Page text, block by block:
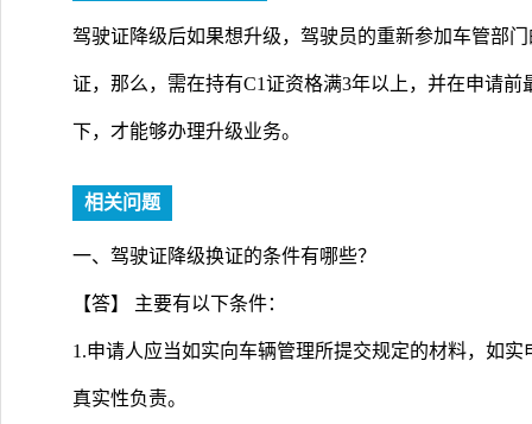
驾驶证降级后如果想升级，驾驶员的重新参加车管部
证，那么，需在持有C1证资格满3年以上，并在申请
下，才能够办理升级业务。
相关问题
一、驾驶证降级换证的条件有哪些？
【答】 主要有以下条件：
1.申请人应当如实向车辆管理所提交规定的材料，如
真实性负责。